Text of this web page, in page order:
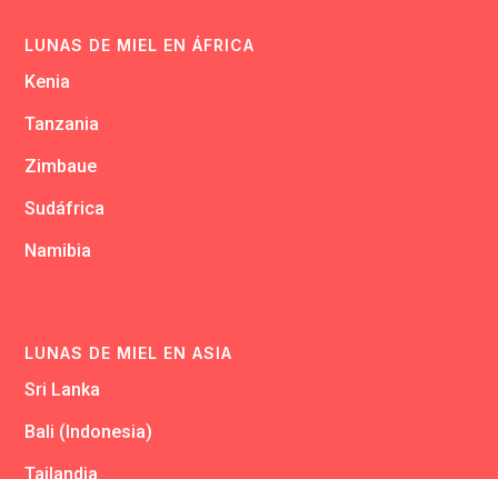
LUNAS DE MIEL EN ÁFRICA
Kenia
Tanzania
Zimbaue
Sudáfrica
Namibia
LUNAS DE MIEL EN ASIA
Sri Lanka
Bali (Indonesia)
Tailandia